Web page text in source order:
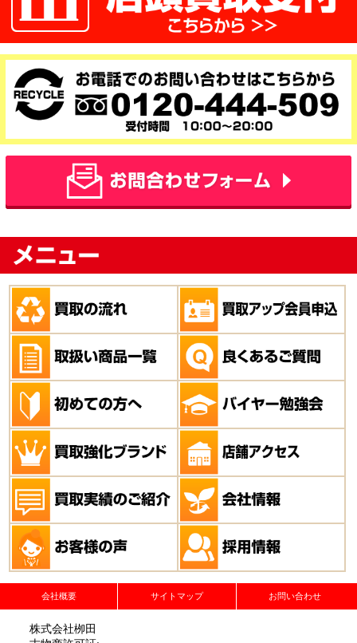
会社概要 サイトマップ お問い合わせ
株式会社栁田